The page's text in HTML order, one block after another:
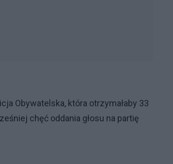
Obywatelska, która otrzymałaby 33
chęć oddania głosu na partię